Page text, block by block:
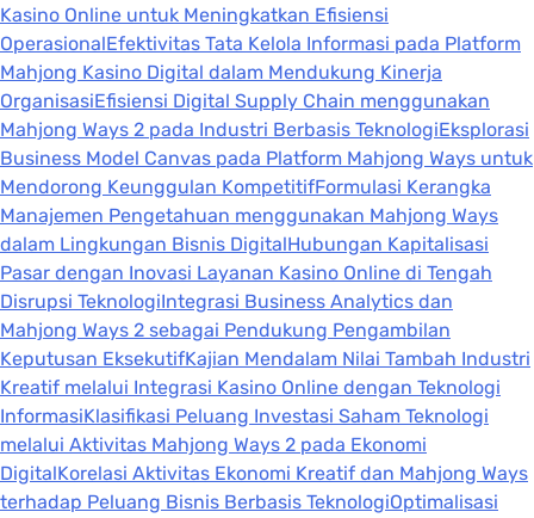
Kasino Online untuk Meningkatkan Efisiensi
OperasionalEfektivitas Tata Kelola Informasi pada Platform
Mahjong Kasino Digital dalam Mendukung Kinerja
OrganisasiEfisiensi Digital Supply Chain menggunakan
Mahjong Ways 2 pada Industri Berbasis TeknologiEksplorasi
Business Model Canvas pada Platform Mahjong Ways untuk
Mendorong Keunggulan KompetitifFormulasi Kerangka
Manajemen Pengetahuan menggunakan Mahjong Ways
dalam Lingkungan Bisnis DigitalHubungan Kapitalisasi
Pasar dengan Inovasi Layanan Kasino Online di Tengah
Disrupsi TeknologiIntegrasi Business Analytics dan
Mahjong Ways 2 sebagai Pendukung Pengambilan
Keputusan EksekutifKajian Mendalam Nilai Tambah Industri
Kreatif melalui Integrasi Kasino Online dengan Teknologi
InformasiKlasifikasi Peluang Investasi Saham Teknologi
melalui Aktivitas Mahjong Ways 2 pada Ekonomi
DigitalKorelasi Aktivitas Ekonomi Kreatif dan Mahjong Ways
terhadap Peluang Bisnis Berbasis TeknologiOptimalisasi